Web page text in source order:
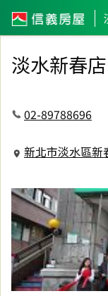
淡水新春店
02-89788696
新北市淡水區新